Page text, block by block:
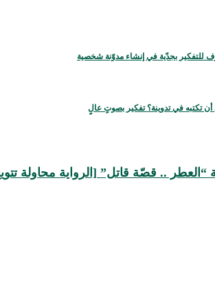
أن تكتبه في تدوينة؟ تفكير بصوتٍ عالٍ
“العطر .. قصّة قاتل” [الرواية محاولة